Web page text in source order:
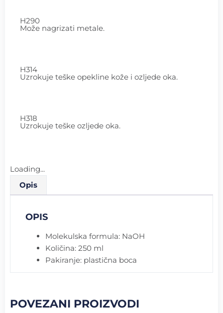
H290
Može nagrizati metale.
H314
Uzrokuje teške opekline kože i ozljede oka.
H318
Uzrokuje teške ozljede oka.
Loading...
Opis
OPIS
Molekulska formula: NaOH
Količina: 250 ml
Pakiranje: plastična boca
POVEZANI PROIZVODI